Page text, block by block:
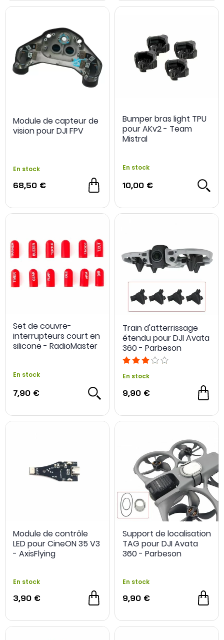
Module de capteur de
vision pour DJI FPV
En stock
68,50 €
Bumper bras light TPU
pour AKv2 - Team
Mistral
En stock
10,00 €
Set de couvre-
interrupteurs court en
silicone - RadioMaster
En stock
7,90 €
Train d'atterrissage
étendu pour DJI Avata
360 - Parbeson
En stock
9,90 €
Module de contrôle
LED pour CineON 35 V3
- AxisFlying
En stock
3,90 €
Support de localisation
TAG pour DJI Avata
360 - Parbeson
En stock
9,90 €